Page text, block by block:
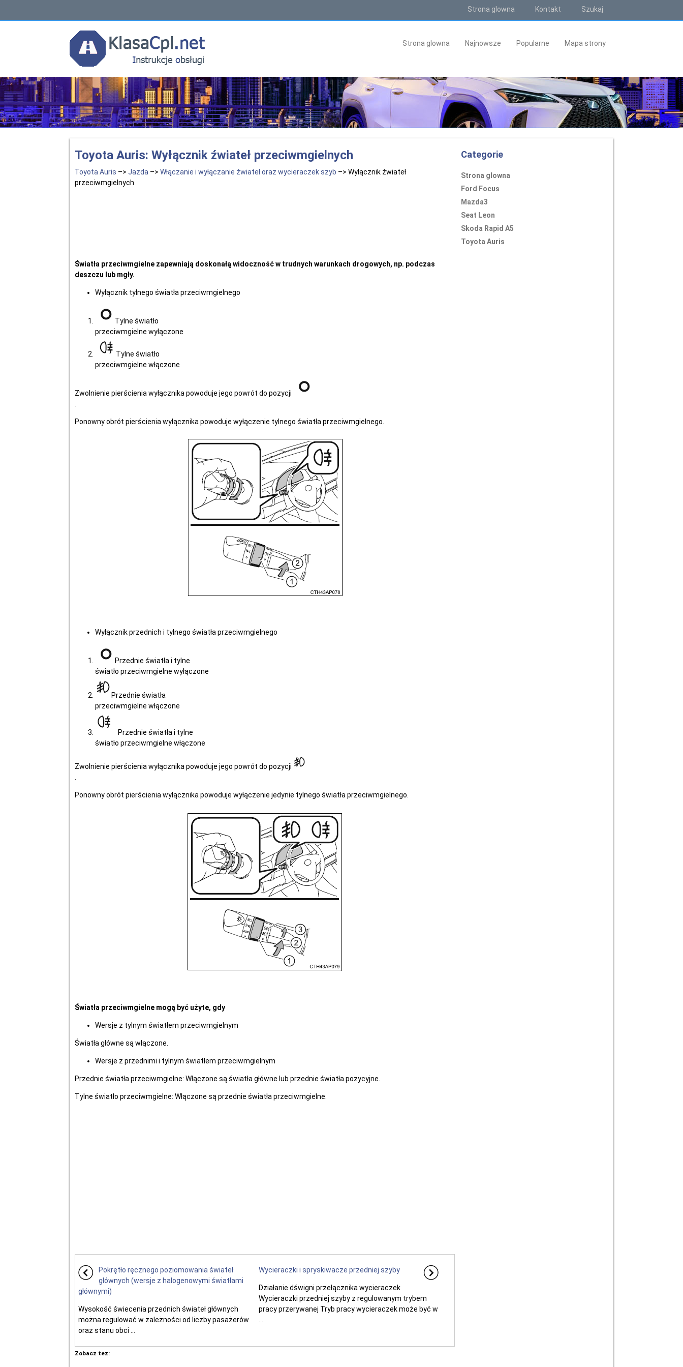
Strona glowna Kontakt Szukaj
Strona glowna Najnowsze Popularne Mapa strony
Toyota Auris: Wyłącznik źwiateł przeciwmgielnych
Toyota Auris –> Jazda –> Włączanie i wyłączanie źwiateł oraz wycieraczek szyb –> Wyłącznik źwiateł
przeciwmgielnych
Światła przeciwmgielne zapewniają doskonałą widoczność w trudnych warunkach drogowych, np. podczas
deszczu lub mgły.
Wyłącznik tylnego światła przeciwmgielnego
Tylne światło
przeciwmgielne wyłączone
Tylne światło
przeciwmgielne włączone
Zwolnienie pierścienia wyłącznika powoduje jego powrót do pozycji
Ponowny obrót pierścienia wyłącznika powoduje wyłączenie tylnego światła przeciwmgielnego.
Wyłącznik przednich i tylnego światła przeciwmgielnego
Przednie światła i tylne
światło przeciwmgielne wyłączone
Przednie światła
przeciwmgielne włączone
Przednie światła i tylne
światło przeciwmgielne włączone
Zwolnienie pierścienia wyłącznika powoduje jego powrót do pozycji
Ponowny obrót pierścienia wyłącznika powoduje wyłączenie jedynie tylnego światła przeciwmgielnego.
Światła przeciwmgielne mogą być użyte, gdy
Wersje z tylnym światłem przeciwmgielnym
Światła główne są włączone.
Wersje z przednimi i tylnym światłem przeciwmgielnym
Przednie światła przeciwmgielne: Włączone są światła główne lub przednie światła pozycyjne.
Tylne światło przeciwmgielne: Włączone są przednie światła przeciwmgielne.
Pokrętło ręcznego poziomowania świateł
głównych (wersje z halogenowymi światłami
głównymi)
Wysokość świecenia przednich świateł głównych
można regulować w zależności od liczby pasażerów
oraz stanu obci ...
Wycieraczki i spryskiwacze przedniej szyby
Działanie dświgni przełącznika wycieraczek
Wycieraczki przedniej szyby z regulowanym trybem
pracy przerywanej Tryb pracy wycieraczek może być w
Zobacz tez:
Categorie
Strona glowna
Ford Focus
Mazda3
Seat Leon
Skoda Rapid A5
Toyota Auris